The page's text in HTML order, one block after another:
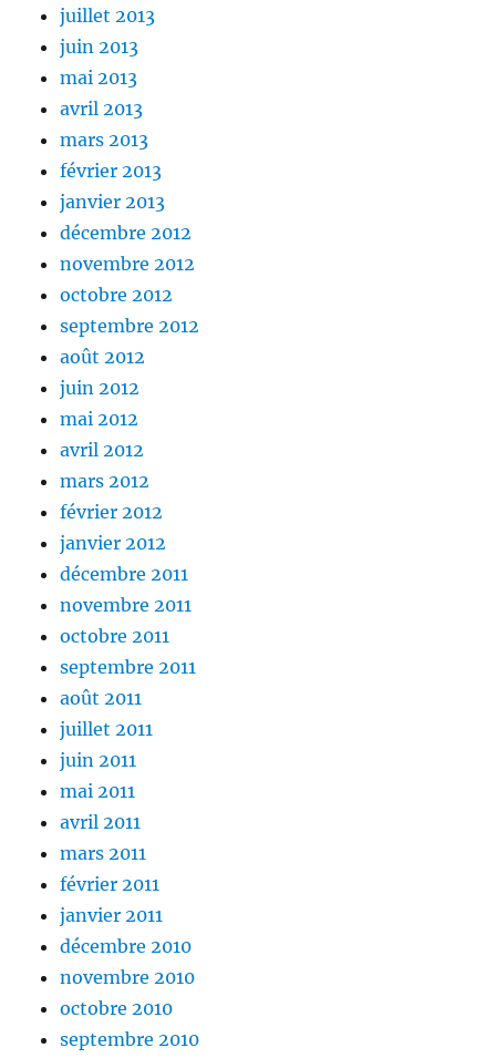
juillet 2013
juin 2013
mai 2013
avril 2013
mars 2013
février 2013
janvier 2013
décembre 2012
novembre 2012
octobre 2012
septembre 2012
août 2012
juin 2012
mai 2012
avril 2012
mars 2012
février 2012
janvier 2012
décembre 2011
novembre 2011
octobre 2011
septembre 2011
août 2011
juillet 2011
juin 2011
mai 2011
avril 2011
mars 2011
février 2011
janvier 2011
décembre 2010
novembre 2010
octobre 2010
septembre 2010